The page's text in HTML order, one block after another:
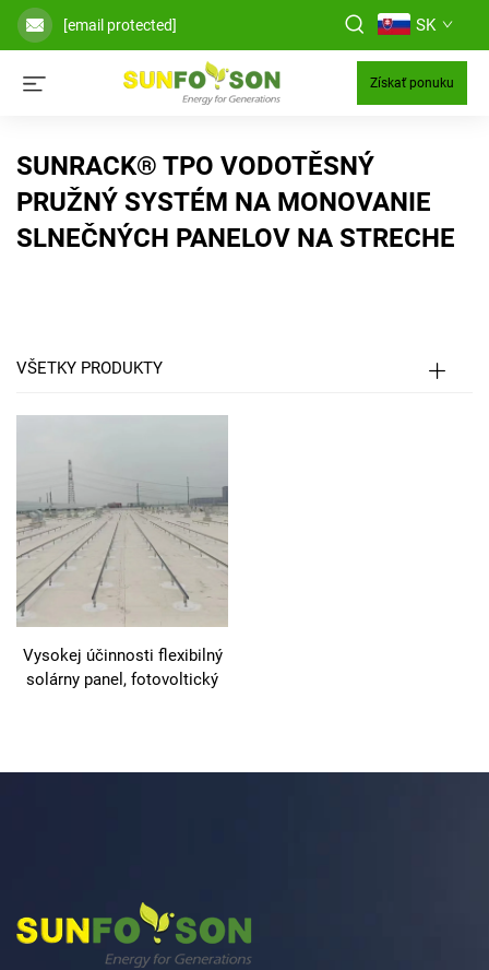
[email protected] SK
Získať ponuku
SUNRACK® TPO VODOTĚSNÝ
PRUŽNÝ SYSTÉM NA MONOVANIE
SLNEČNÝCH PANELOV NA STRECHE
VŠETKY PRODUKTY
Vysokej účinnosti flexibilný
solárny panel, fotovoltický